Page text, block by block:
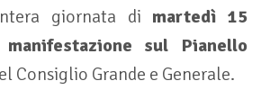
giornata di martedì 15
manifestazione sul Pianello
Consiglio Grande e Generale.